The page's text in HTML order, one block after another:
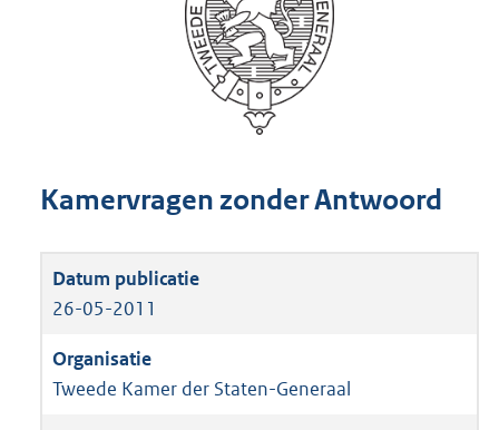
Kamervragen zonder Antwoord
26-05-2011
Tweede Kamer der Staten-Generaal